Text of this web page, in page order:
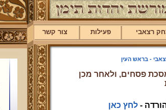
רצאבי פעילות צור קשר
- בראש העין
פסחים, ולאחר מכן
- לחץ כאן